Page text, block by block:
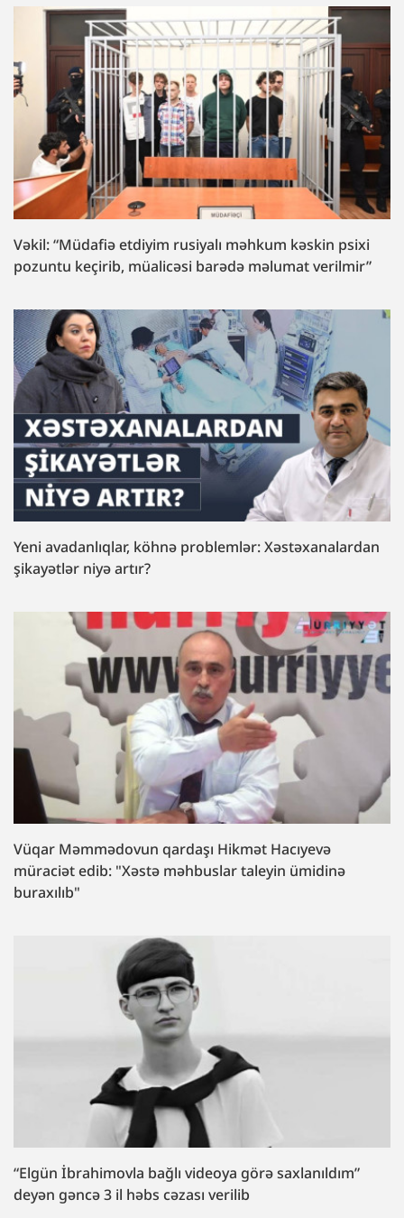
Vəkil: “Müdafiə etdiyim rusiyalı məhkum kəskin psixi
pozuntu keçirib, müalicəsi barədə məlumat verilmir”
Yeni avadanlıqlar, köhnə problemlər: Xəstəxanalardan
şikayətlər niyə artır?
Vüqar Məmmədovun qardaşı Hikmət Hacıyevə
müraciət edib: "Xəstə məhbuslar taleyin ümidinə
buraxılıb"
“Elgün İbrahimovla bağlı videoya görə saxlanıldım”
deyən gəncə 3 il həbs cəzası verilib